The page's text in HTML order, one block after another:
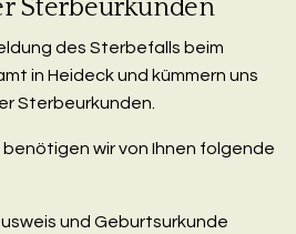
Sterbeurkunden
des Sterbefalls beim
in Heideck und kümmern uns
Sterbeurkunden.
wir von Ihnen folgende
und Geburtsurkunde